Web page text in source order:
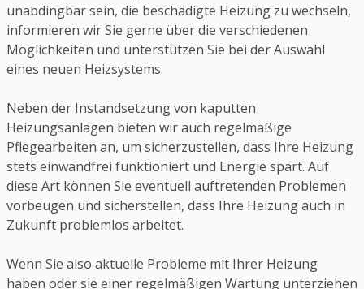
unabdingbar sein, die beschädigte Heizung zu wechseln,
informieren wir Sie gerne über die verschiedenen
Möglichkeiten und unterstützen Sie bei der Auswahl
eines neuen Heizsystems.
Neben der Instandsetzung von kaputten
Heizungsanlagen bieten wir auch regelmäßige
Pflegearbeiten an, um sicherzustellen, dass Ihre Heizung
stets einwandfrei funktioniert und Energie spart. Auf
diese Art können Sie eventuell auftretenden Problemen
vorbeugen und sicherstellen, dass Ihre Heizung auch in
Zukunft problemlos arbeitet.
Wenn Sie also aktuelle Probleme mit Ihrer Heizung
haben oder sie einer regelmäßigen Wartung unterziehen